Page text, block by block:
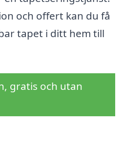
och offert kan du få
tapet i ditt hem till
gratis och utan